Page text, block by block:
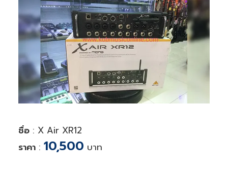
ชื่อ : X Air XR12
ราคา : 10,500 บาท